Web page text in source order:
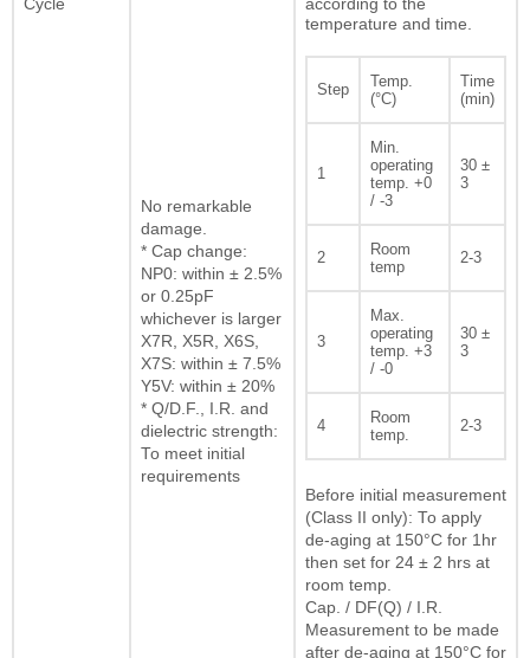
Cycle
No remarkable
damage.
* Cap change:
NP0: within ± 2.5%
or 0.25pF
whichever is larger
X7R, X5R, X6S,
X7S: within ± 7.5%
Y5V: within ± 20%
* Q/D.F., I.R. and
dielectric strength:
To meet initial
requirements
according to the
temperature and time.
Step
Temp.
(°C)
Time
(min)
1
Min.
operating
temp. +0
/ -3
30 ±
3
2
Room
temp
2-3
3
Max.
operating
temp. +3
/ -0
30 ±
3
4
Room
temp.
2-3
Before initial measurement
(Class II only): To apply
de-aging at 150°C for 1hr
then set for 24 ± 2 hrs at
room temp.
Cap. / DF(Q) / I.R.
Measurement to be made
after de-aging at 150°C for